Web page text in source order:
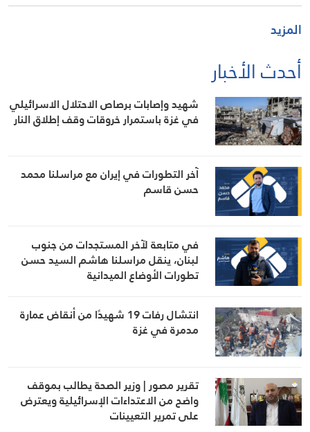
المزيد
أحدث الأخبار
شهيد وإصابات برصاص الاحتلال الاسرائيلي
في غزة باستمرار خروقات وقف إطلاق النار
آخر التطورات في إيران مع مراسلنا محمد
حسن قاسم
في متابعة لآخر المستجدات من جنوب
لبنان، ينقل مراسلنا هاشم السيد حسن
تطورات الأوضاع الميدانية
انتشال رفات 19 شهيدًا من أنقاض عمارة
مدمرة في غزة
تقرير مصور | وزير الصحة يطالب بموقف
واضح من الاعتداءات الإسرائيلية ويعترض
على تمرير التعيينات